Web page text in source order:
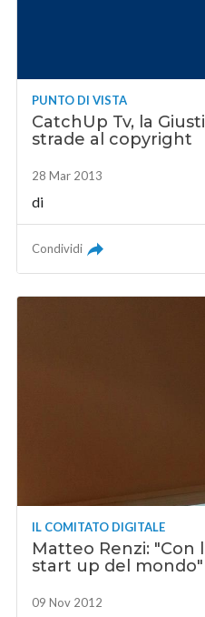
PUNTO DI VISTA
CatchUp Tv, la
strade al copyright
28 Mar 2013
di
Condividi
IL COMITATO DIGITALE
Matteo Renzi: "Con
start up del mondo"
09 Nov 2012